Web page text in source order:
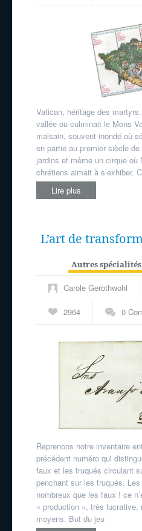
Vatican, héritage des
vallée ou culminait le Mons
malsain, souvent inondé où
en partie au premier siècle
jardins et même un cirque où
chrétiens aimait à s’exhiber.
Lire plus
L’art de
Autres spécialités
Carole Gerothwohl
2964 0
Reprenons notre inventaire
précédent numéro qui
faux et les truqués circulant
penchant sur les truqués.
nombreux que les faux ! ce
« production », très lucrative,
moyens. But du jeu